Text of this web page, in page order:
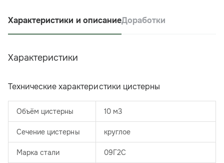
Характеристики и описаниеДоработки
Характеристики
Технические характеристики цистерны
Объём цистерны 10 м3
Сечение цистерны круглое
Марка стали 09Г2С